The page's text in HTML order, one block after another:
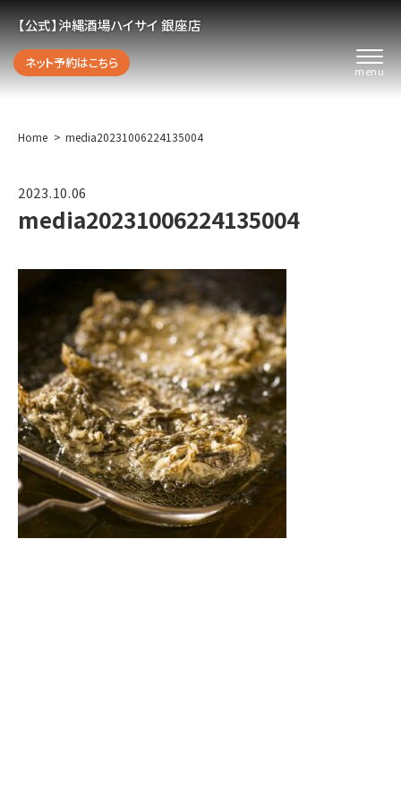
【公式】沖縄酒場ハイサイ 銀座店
ネット予約はこちら
Home media20231006224135004
2023.10.06
media20231006224135004